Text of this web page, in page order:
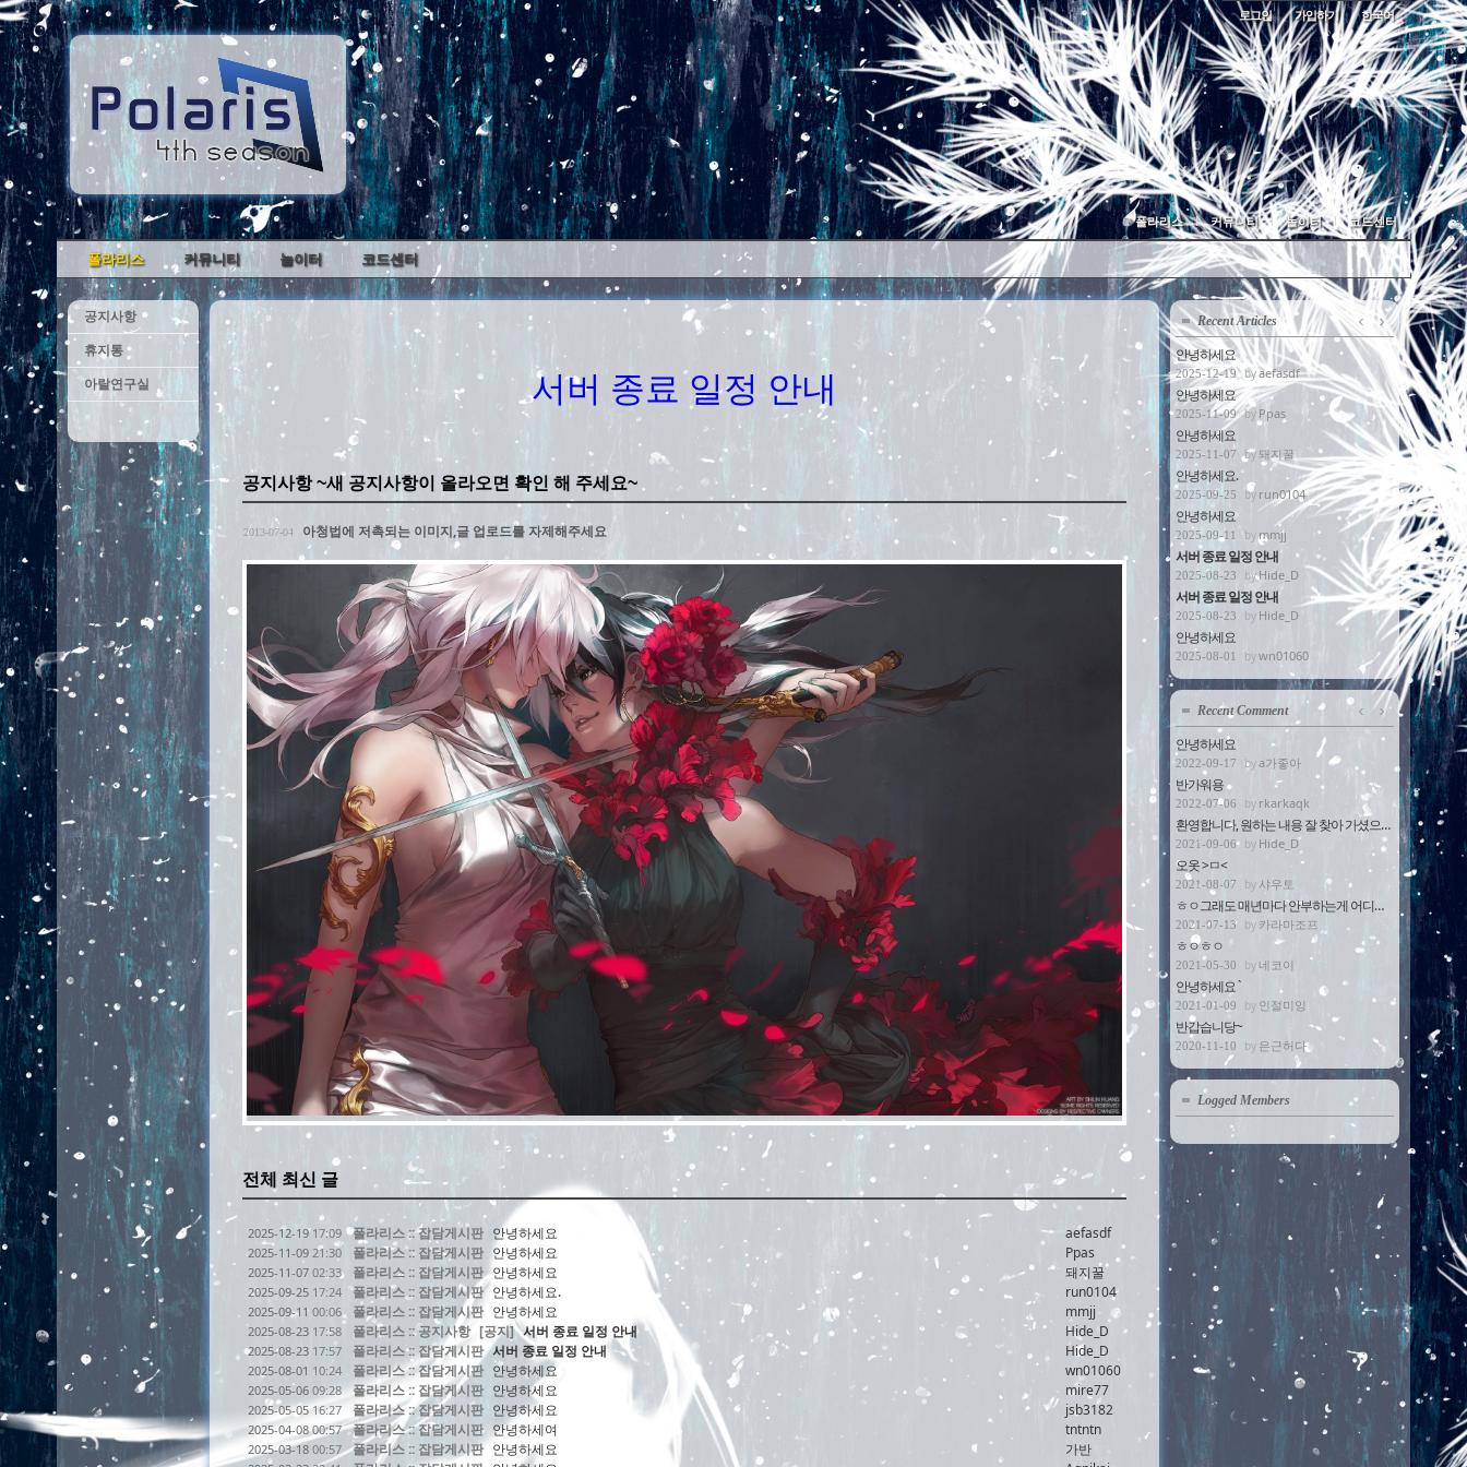
Skip to content 로그인 가입하기 한국어
폴라리스 커뮤니티 놀이터 코드센터
폴라리스 커뮤니티 놀이터 코드센터
공지사항
휴지통
아랄연구실
서버 종료 일정 안내
공지사항 ~새 공지사항이 올라오면 확인 해 주세요~
서버 종료 일정 안내
2013-07-04 아청법에 저촉되는 이미지,글 업로드를 자제해주세요
-[필독]- 폴라리스를 다시 오픈 했습니다.
동맹사이트 '모에타임'이 추가되었습니다. ( +소개글 )
폴라리스 통합 공지사항. -필독-
2025-08-23 서버 종료 일정 안내
2013-07-04 아청법에 저촉되는 이미지,글 업로드를 자제해주세요
2013-03-03 -[필독]- 폴라리스를 다시 오픈 했습니다.
2013-03-03 동맹사이트 '모에타임'이 추가되었습니다. ( +소개글 )
2013-03-03 폴라리스 통합 공지사항. -필독-
전체 최신 글
2025-12-19 17:09 폴라리스 :: 잡담게시판 안녕하세요 aefasdf
2025-11-09 21:30 폴라리스 :: 잡담게시판 안녕하세요 Ppas
2025-11-07 02:33 폴라리스 :: 잡담게시판 안녕하세요 돼지꿀
2025-09-25 17:24 폴라리스 :: 잡담게시판 안녕하세요. run0104
2025-09-11 00:06 폴라리스 :: 잡담게시판 안녕하세요 mmjj
2025-08-23 17:58 폴라리스 :: 공지사항 [공지] 서버 종료 일정 안내 Hide_D
2025-08-23 17:57 폴라리스 :: 잡담게시판 서버 종료 일정 안내 Hide_D
2025-08-01 10:24 폴라리스 :: 잡담게시판 안녕하세요 wn01060
2025-05-06 09:28 폴라리스 :: 잡담게시판 안녕하세요 mire77
2025-05-05 16:27 폴라리스 :: 잡담게시판 안녕하세요 jsb3182
2025-04-08 00:57 폴라리스 :: 잡담게시판 안녕하세여 tntntn
2025-03-18 00:57 폴라리스 :: 잡담게시판 안녕하세요 가반
Recent Articles
안녕하세요
2025-12-19 aefasdf
안녕하세요
2025-11-09 Ppas
안녕하세요
2025-11-07 돼지꿀
안녕하세요.
2025-09-25 run0104
안녕하세요
2025-09-11 mmjj
서버 종료 일정 안내
2025-08-23 Hide_D
서버 종료 일정 안내
2025-08-23 Hide_D
안녕하세요
2025-08-01 wn01060
Recent Comment
안녕하세요
2022-09-17 a가좋아
반가워용
2022-07-06 rkarkaqk
환영합니다, 원하는 내용 잘 찾아 가셨으면 ...
2021-09-06 Hide_D
오옷 >ㅁ<
2021-08-07 샤우토
ㅎㅇ그래도 매년마다 안부하는게 어디에요
2021-07-13 카라마조프
ㅎㅇㅎㅇ
2021-05-30 네코이
안녕하세요 `
2021-01-09 인절미잉
반갑습니당~
2020-11-10 은근허다
Logged Members